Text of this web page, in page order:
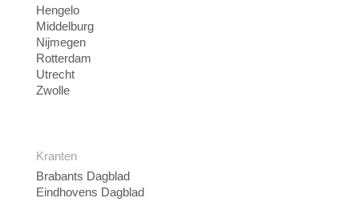
Hengelo
Middelburg
Nijmegen
Rotterdam
Utrecht
Zwolle
Kranten
Brabants Dagblad
Eindhovens Dagblad